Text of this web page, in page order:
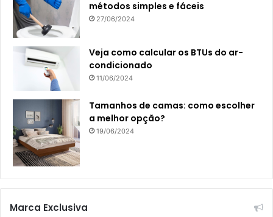
métodos simples e fáceis
27/06/2024
Veja como calcular os BTUs do ar-
condicionado
11/06/2024
Tamanhos de camas: como escolher
a melhor opção?
19/06/2024
Marca Exclusiva